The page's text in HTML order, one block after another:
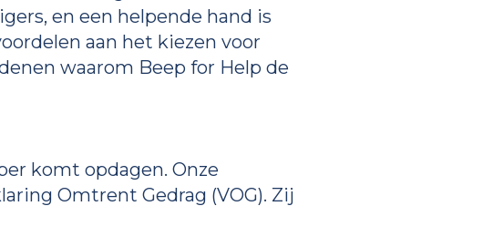
en een helpende hand is
aan het kiezen voor
waarom Beep for Help de
komt opdagen. Onze
Omtrent Gedrag (VOG). Zij